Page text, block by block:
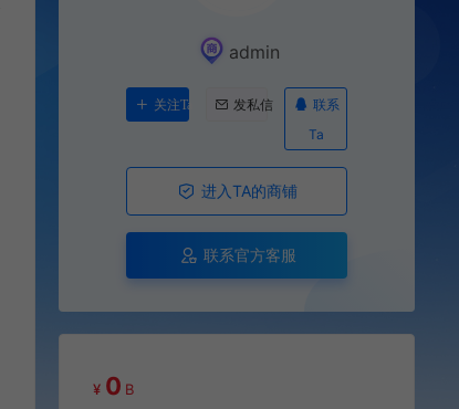
admin
关注Ta 发私信
联系
Ta
进入TA的商铺
联系官方客服
¥ 0 B